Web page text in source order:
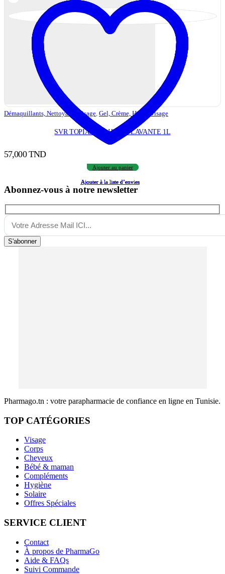
Ajouter à la liste d’envies
Ajouter à la liste d’envies
Ajouter à la liste d’envies
Ajouter à la liste d’envies
Ajouter à la liste d’envies
Démaquillants, Nettoyants Visage, Gel, Crème, Huile Visage
SVR TOPIALYSE HUILE LAVANTE 1L
57,000TND
Ajouter au panier
Abonnez-vous à notre newsletter
S'abonner
Pharmago.tn : votre parapharmacie de confiance en ligne en Tunisie.
TOP CATÉGORIES
Visage
Corps
Cheveux
Bébé & maman
Compléments
Hygiène
Solaire
Offres Spéciales
SERVICE CLIENT
Contact
À propos de PharmaGo
Aide & FAQs
Suivi Commande